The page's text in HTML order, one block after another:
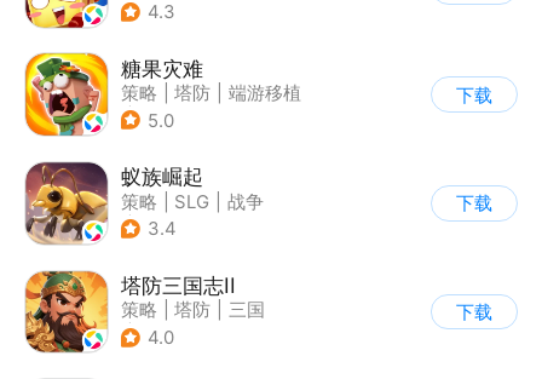
| 卡牌
4.3
糖果灾难
策略 塔防
端游移植
| 卡通
5.0
下载
蚁族崛起
策略 SLG
战争
| 卡通
3.4
下载
塔防三国志II
策略 塔防
三国
| 卡通
4.0
下载